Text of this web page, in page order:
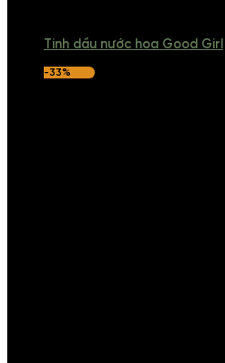
Tinh dầu nước hoa Good Girl
-33%